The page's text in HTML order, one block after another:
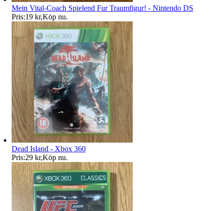
Mein Vital-Coach Spielend Fur Traumfigur! - Nintendo DS
Pris:19 kr,Köp nu.
Dead Island - Xbox 360
Pris:29 kr,Köp nu.